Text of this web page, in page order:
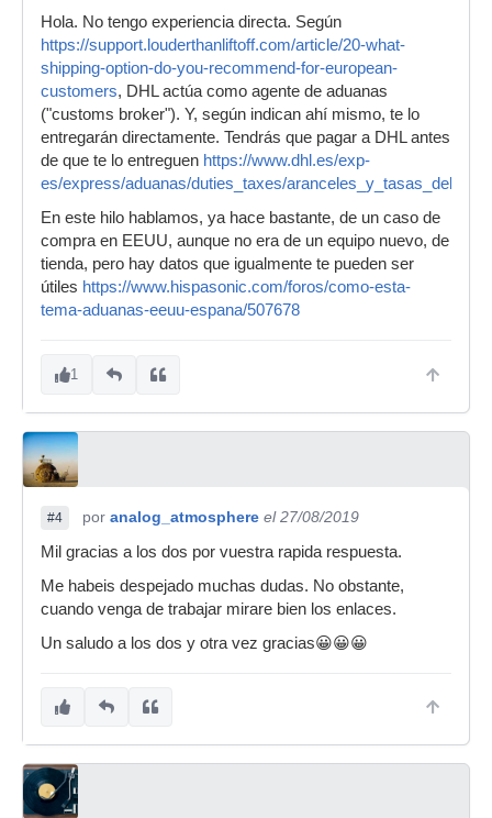
Hola. No tengo experiencia directa. Según
https://support.louderthanliftoff.com/article/20-what-
shipping-option-do-you-recommend-for-european-
customers, DHL actúa como agente de aduanas
("customs broker"). Y, según indican ahí mismo, te lo
entregarán directamente. Tendrás que pagar a DHL antes
de que te lo entreguen https://www.dhl.es/exp-
es/express/aduanas/duties_taxes/
En este hilo hablamos, ya hace bastante, de un caso de
compra en EEUU, aunque no era de un equipo nuevo, de
tienda, pero hay datos que igualmente te pueden ser
útiles https://www.hispasonic.com/foros/como-esta-
tema-aduanas-eeuu-espana/507678
1
#4 por analog_atmosphere el 27/08/2019
Mil gracias a los dos por vuestra rapida respuesta.
Me habeis despejado muchas dudas. No obstante,
cuando venga de trabajar mirare bien los enlaces.
Un saludo a los dos y otra vez gracias😀😀😀